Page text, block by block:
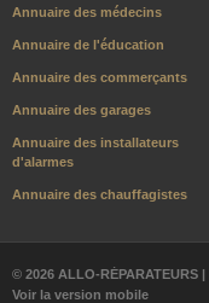
Annuaire des médecins
Annuaire de l'éducation
Annuaire des commerçants
Annuaire des garages
Annuaire des installateurs
d'alarmes
Annuaire des chauffagistes
© 2026 ALLO-RÉPARATEURS |
Voir la version mobile